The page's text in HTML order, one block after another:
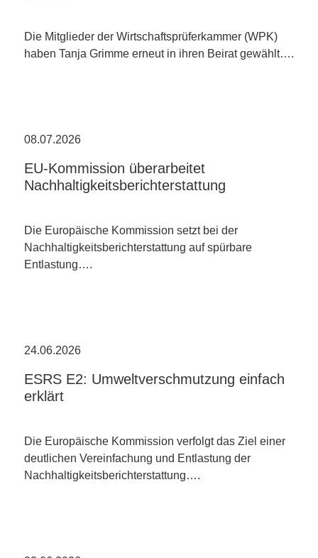
Die Mitglieder der Wirtschaftsprüferkammer (WPK)
haben Tanja Grimme erneut in ihren Beirat gewählt….
08.07.2026
EU-Kommission überarbeitet
Nachhaltigkeitsberichterstattung
Die Europäische Kommission setzt bei der
Nachhaltigkeitsberichterstattung auf spürbare
Entlastung….
24.06.2026
ESRS E2: Umweltverschmutzung einfach
erklärt
Die Europäische Kommission verfolgt das Ziel einer
deutlichen Vereinfachung und Entlastung der
Nachhaltigkeitsberichterstattung….